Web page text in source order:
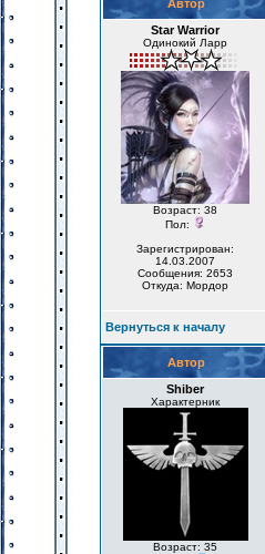
Автор
Star Warrior
Одинокий Ларр
Возраст: 38
Пол:
Зарегистрирован:
14.03.2007
Сообщения: 2653
Откуда: Мордор
Вернуться к началу
Автор
Shiber
Характерник
Возраст: 35